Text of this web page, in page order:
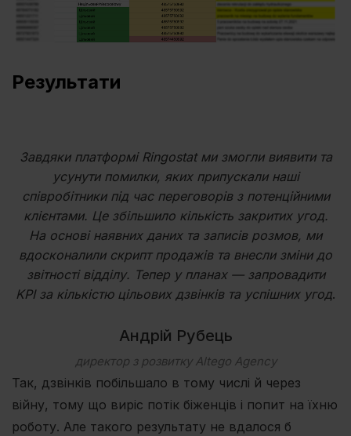
Результати
Завдяки платформі Ringostat ми змогли виявити та
усунути помилки, яких припускали наші
співробітники під час переговорів з потенційними
клієнтами. Це збільшило кількість закритих угод.
На основі наявних даних та записів розмов, ми
вдосконалили скрипт продажів та внесли зміни до
звітності відділу. Тепер у планах — запровадити
KPI за кількістю цільових дзвінків та успішних угод.
Андрій Рубець
директор з розвитку Altego Agency
Так, дзвінків побільшало в тому числі й через
війну, тому що виріс потік біженців і попит на їхню
роботу. Але такого результату не вдалося б